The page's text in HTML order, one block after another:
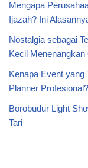
Mengapa
Ijazah? Ini
Nostalgia sebagai
Kecil Menenangkan
Kenapa Event yang
Planner Profesional?
Borobudur Light
Tari